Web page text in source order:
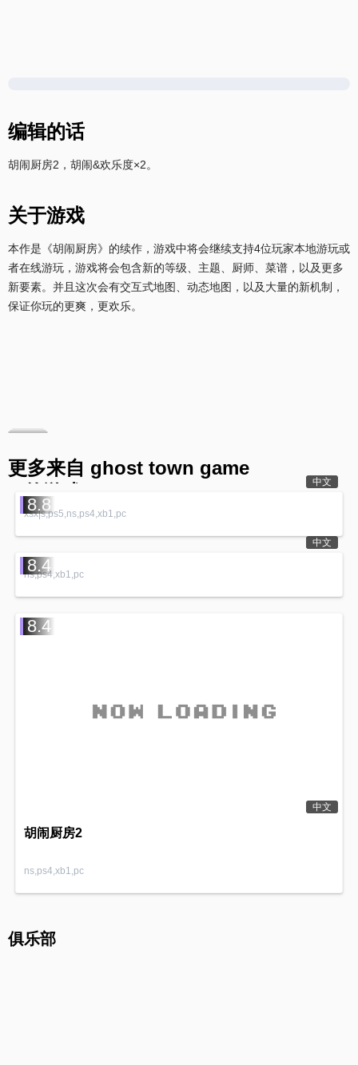
编辑的话
胡闹厨房2，胡闹&欢乐度×2。
关于游戏
本作是《胡闹厨房》的续作，游戏中将会继续支持4位玩家本地游玩或
者在线游玩，游戏将会包含新的等级、主题、厨师、菜谱，以及更多
新要素。并且这次会有交互式地图、动态地图，以及大量的新机制，
保证你玩的更爽，更欢乐。
更多来自 ghost town game
s 的游戏
8.8
中文
xsx|s,ps5,ns,ps4,xb1,pc
8.4
中文
ns,ps4,xb1,pc
8.4
中文
胡闹厨房2
ns,ps4,xb1,pc
俱乐部